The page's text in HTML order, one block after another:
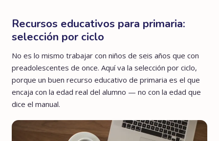
Recursos educativos para primaria:
selección por ciclo
No es lo mismo trabajar con niños de seis años que con
preadolescentes de once. Aquí va la selección por ciclo,
porque un buen recurso educativo de primaria es el que
encaja con la edad real del alumno — no con la edad que
dice el manual.